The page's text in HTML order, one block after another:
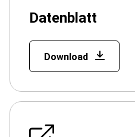
Datenblatt
Download